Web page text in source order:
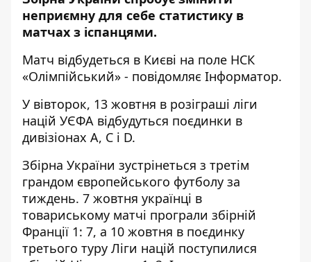
неприємну для себе статистику в
матчах з іспанцями.
Матч відбудеться в Києві на поле НСК
«Олімпійський» - повідомляє Інформатор.
У вівторок, 13 жовтня в розіграші ліги
націй УЄФА відбудуться поєдинки в
дивізіонах А, С і D.
Збірна України зустрінеться з третім
грандом європейського футболу за
тиждень. 7 жовтня українці в
товариському матчі програли збірній
Франції 1: 7, а 10 жовтня в поєдинку
третього туру Ліги націй поступилися